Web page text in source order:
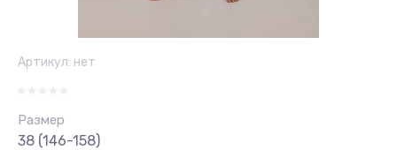
Артикул: нет
Размер
38 (146-158)